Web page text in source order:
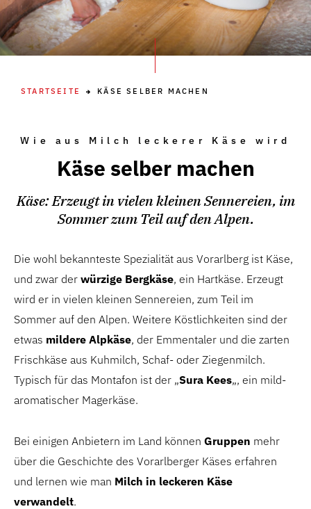
STARTSEITE KÄSE SELBER MACHEN
Wie aus Milch leckerer Käse wird
Käse selber machen
Käse: Erzeugt in vielen kleinen Sennereien, im
Sommer zum Teil auf den Alpen.
Die wohl bekannteste Spezialität aus Vorarlberg ist Käse,
und zwar der würzige Bergkäse, ein Hartkäse. Erzeugt
wird er in vielen kleinen Sennereien, zum Teil im
Sommer auf den Alpen. Weitere Köstlichkeiten sind der
etwas mildere Alpkäse, der Emmentaler und die zarten
Frischkäse aus Kuhmilch, Schaf- oder Ziegenmilch.
Typisch für das Montafon ist der „Sura Kees„, ein mild-
aromatischer Magerkäse.
Bei einigen Anbietern im Land können Gruppen mehr
über die Geschichte des Vorarlberger Käses erfahren
und lernen wie man Milch in leckeren Käse
verwandelt.